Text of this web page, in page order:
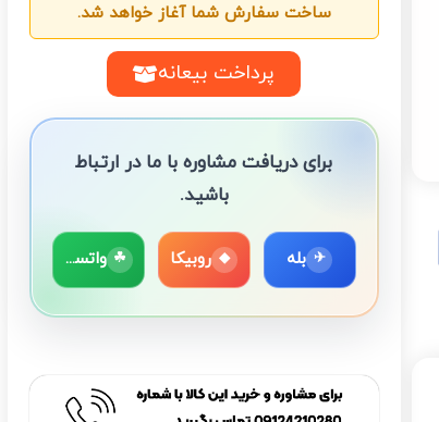
ساخت سفارش شما آغاز خواهد شد.
پرداخت بیعانه
برای دریافت مشاوره با ما در ارتباط
باشید.
✈ بله ◆ روبیکا ☘ واتساپ